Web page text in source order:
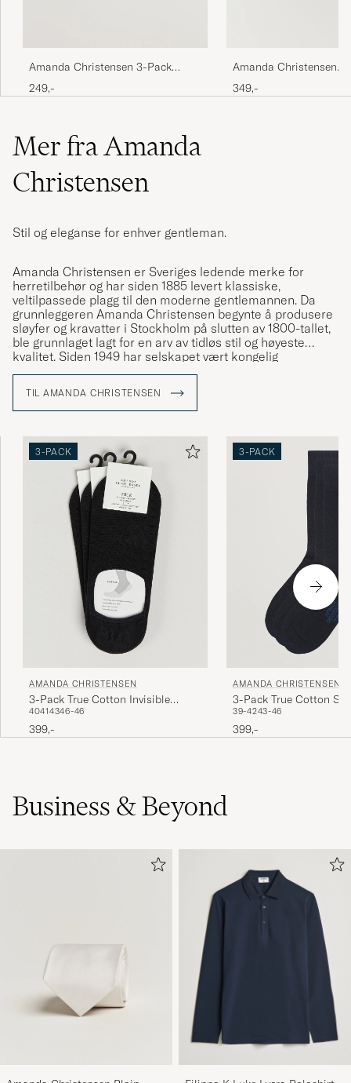
Amanda Christensen 3-Pack
Cotton Pocket Square White
249,-
Amanda Christensen
Handkercheif Silk
349,-
Mer fra Amanda
Christensen
Stil og eleganse for enhver gentleman.
Amanda Christensen er Sveriges ledende merke for
herretilbehør og har siden 1885 levert klassiske,
veltilpassede plagg til den moderne gentlemannen. Da
grunnleggeren Amanda Christensen begynte å produsere
sløyfer og kravatter i Stockholm på slutten av 1800-tallet,
ble grunnlaget lagt for en arv av tidløs stil og høyeste
kvalitet. Siden 1949 har selskapet vært kongelig
hoffleverandør og tilbyr i dag slips, skjerf, lommetørklær,
personligheten og stilen til bevisste menn verden over. En
stor del av produksjonen foregår rundt Comosjøen i Italia,
TIL AMANDA CHRISTENSEN
3-PACK
AMANDA CHRISTENSEN
3-Pack True Cotton Invisible
Socks Black
40414346-46
399,-
3-PACK
AMANDA CHRISTENSEN
3-Pack True Cotton
Navy
39-4243-46
399,-
Business & Beyond